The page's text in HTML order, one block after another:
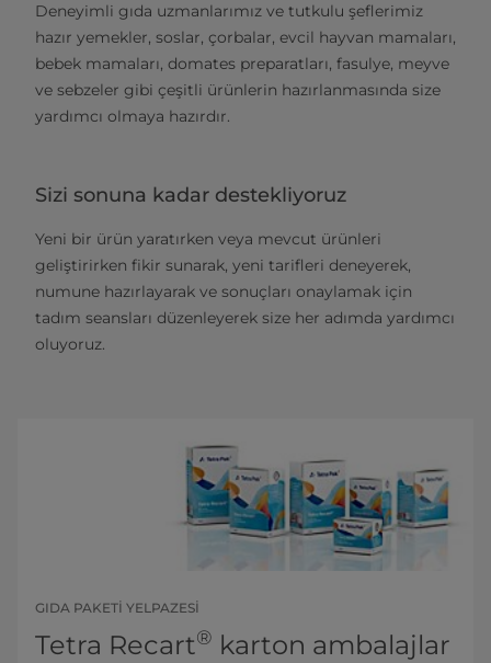
Deneyimli gıda uzmanlarımız ve tutkulu şeflerimiz
hazır yemekler, soslar, çorbalar, evcil hayvan mamaları,
bebek mamaları, domates preparatları, fasulye, meyve
ve sebzeler gibi çeşitli ürünlerin hazırlanmasında size
yardımcı olmaya hazırdır.
Sizi sonuna kadar destekliyoruz
Yeni bir ürün yaratırken veya mevcut ürünleri
geliştirirken fikir sunarak, yeni tarifleri deneyerek,
numune hazırlayarak ve sonuçları onaylamak için
tadım seansları düzenleyerek size her adımda yardımcı
oluyoruz.
GIDA PAKETI YELPAZESI
Tetra Recart® karton ambalajlar